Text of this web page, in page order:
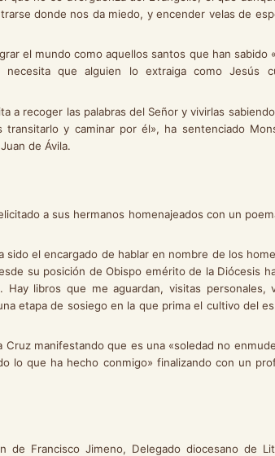
donde nos da miedo, y encender velas de
mundo como aquellos santos que han sabido
que alguien lo extraiga como Jesús
las palabras del Señor y vivirlas
y caminar por él», ha sentenciado
de Ávila.
a sus hermanos homenajeados con un
el encargado de hablar en nombre de los
su posición de Obispo emérito de la Diócesis
libros que me aguardan, visitas personales,
etapa de sosiego en la que prima el cultivo del
manifestando que es una «soledad no
lo que ha hecho conmigo» finalizando con un
de Francisco Jimeno, Delegado diocesano de